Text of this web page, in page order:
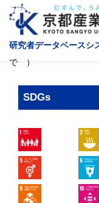
研究者データベースシ
で ）
SDGs